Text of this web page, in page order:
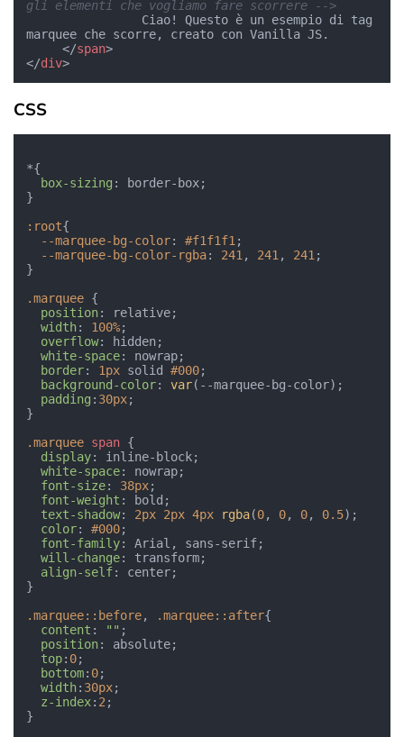
gli elementi che vogliamo fare scorrere -->
marquee che scorre, creato con Vanilla JS.
</span>
</div>
CSS
*{
box-sizing : border-box;
}
:root{
--marquee-bg-color: #f1f1f1 ;
--marquee-bg-color-rgba: 241 , 241 , 241 ;
}
.marquee {
position: relative;
width: 100%;
overflow: hidden;
white-space: nowrap;
border: 1px solid #000;
background-color: var(--marquee-bg-color);
padding : 30px;
}
.marquee span {
display: inline-block;
white-space: nowrap;
font-size: 38px;
font-weight : bold;
text-shadow: 2px 2px 4px rgba(0, 0, 0, 0.5);
color: #000;
font-family: Arial, sans-serif;
will-change: transform;
align-self: center;
}
.marquee::before, .marquee::after{
content : "" ;
position: absolute;
top: 0;
bottom: 0;
width: 30px;
z-index: 2 ;
}